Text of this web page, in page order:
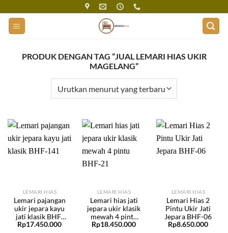
content
PRODUK DENGAN TAG “JUAL LEMARI HIAS UKIR
MAGELANG”
LEMARI HIAS
Lemari pajangan
ukir jepara kayu
jati klasik BHF-
141
Rp17.450.000
LEMARI HIAS
Lemari hias jati
jepara ukir klasik
mewah 4 pintu
BHF-21
Rp18.450.000
LEMARI HIAS
Lemari Hias 2
Pintu Ukir Jati
Jepara BHF-06
Rp8.650.000